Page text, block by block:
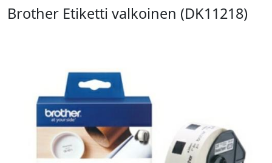
Brother Etiketti valkoinen (DK11218)